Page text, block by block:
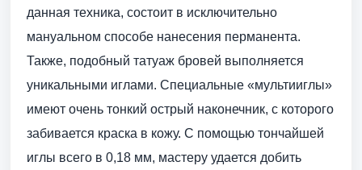
данная техника, состоит в исключительно
мануальном способе нанесения перманента.
Также, подобный татуаж бровей выполняется
уникальными иглами. Специальные «мультииглы»
имеют очень тонкий острый наконечник, с которого
забивается краска в кожу. С помощью тончайшей
иглы всего в 0,18 мм, мастеру удается добить